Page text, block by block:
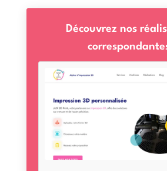
Découvrez nos